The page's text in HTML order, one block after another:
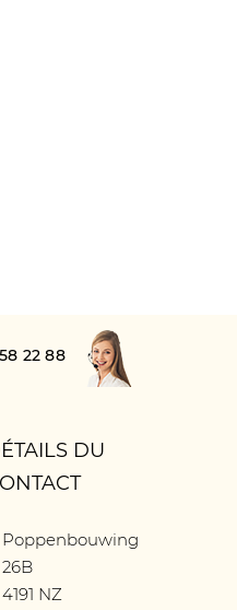
22 88
DU
Poppenbouwing
26B
4191 NZ